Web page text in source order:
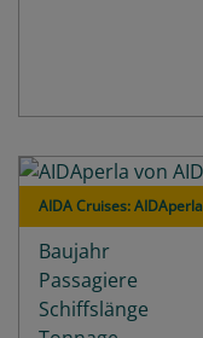
AIDA Cruises: AIDAperla
Baujahr
Passagiere
Schiffslänge